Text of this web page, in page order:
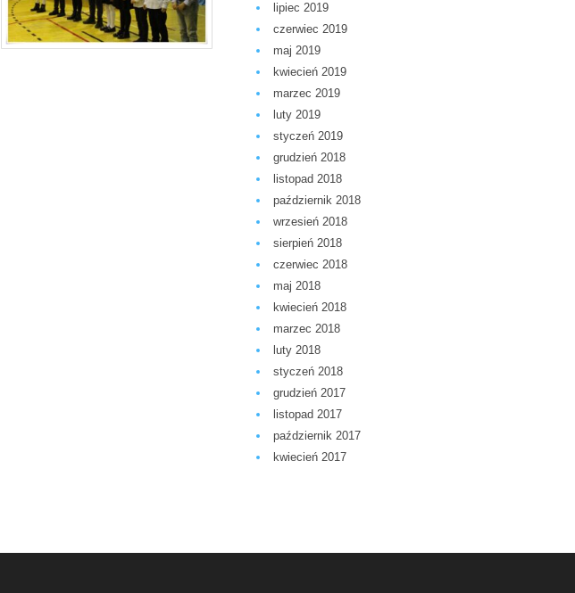
lipiec 2019
czerwiec 2019
maj 2019
kwiecień 2019
marzec 2019
luty 2019
styczeń 2019
grudzień 2018
listopad 2018
październik 2018
wrzesień 2018
sierpień 2018
czerwiec 2018
maj 2018
kwiecień 2018
marzec 2018
luty 2018
styczeń 2018
grudzień 2017
listopad 2017
październik 2017
kwiecień 2017